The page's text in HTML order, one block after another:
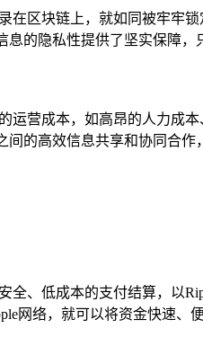
在区块链上，就如同被牢牢
的隐私性提供了坚实保障
营成本，如高昂的人力成
的高效信息共享和协同合
全、低成本的支付结算，以
网络，就可以将资金快速